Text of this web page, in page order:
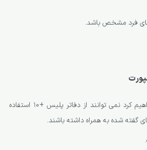
فرد مشخص باشد.
افرادی که در ادامه به آن ها اشاره خواهیم کرد نمی توانند از دفاتر پلیس +10 استفاده
گفته شده به همراه داشته باشند.